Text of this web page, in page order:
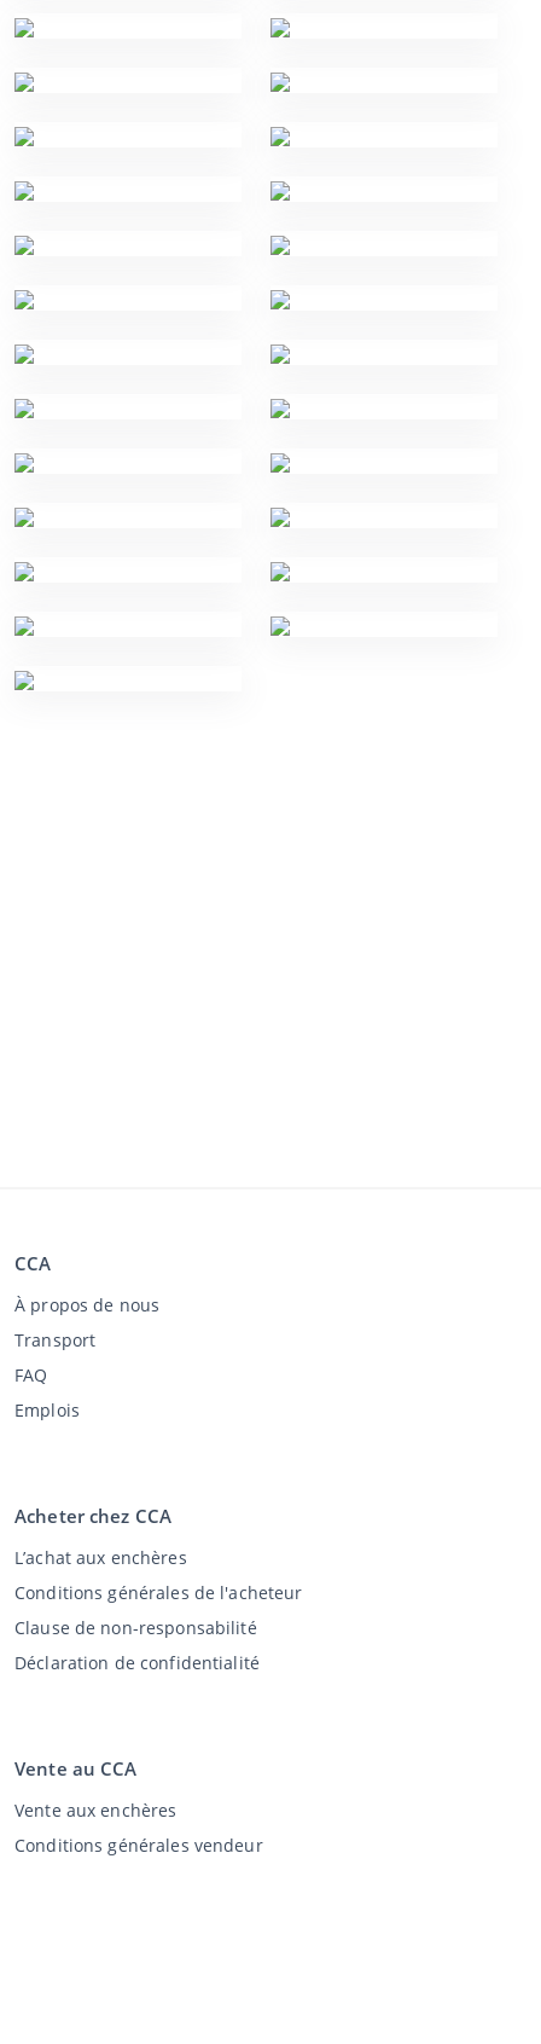
CCA
À propos de nous
Transport
FAQ
Emplois
Acheter chez CCA
L’achat aux enchères
Conditions générales de l'acheteur
Clause de non-responsabilité
Déclaration de confidentialité
Vente au CCA
Vente aux enchères
Conditions générales vendeur